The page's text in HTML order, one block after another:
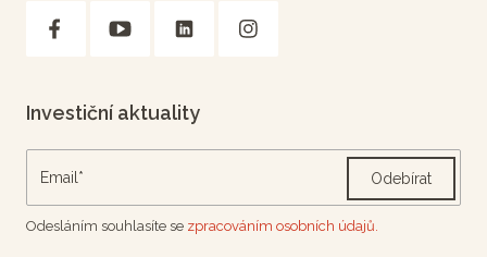
Investiční aktuality
Odebírat
Odesláním souhlasíte se zpracováním osobních údajů.